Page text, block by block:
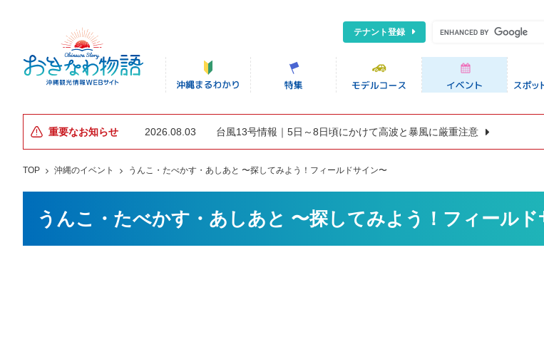
テナント登録
重要なお知らせ 2026.08.03 台風13号情報｜5日～8日頃にかけて高波と暴風に厳重注意
TOP 沖縄のイベント うんこ・たべかす・あしあと 〜探してみよう！フィールドサイン〜
うんこ・たべかす・あしあと 〜探してみよう！フィール